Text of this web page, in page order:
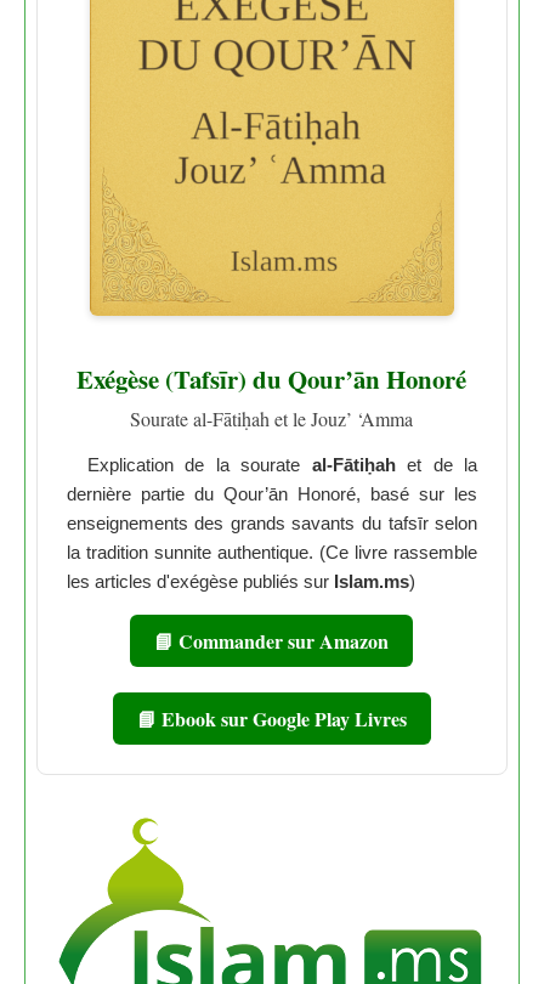
Exégèse (Tafsīr) du Qour’ān Honoré
Sourate al-Fātiḥah et le Jouz’ ‘Amma
Explication de la sourate al-Fātiḥahet de la
dernière partie du Qour’ān Honoré, basé sur les
enseignements des grands savants du tafsīr selon
la tradition sunnite authentique. (Ce livre rassemble
les articles d'exégèse publiés sur Islam.ms)
📘 Commander sur Amazon
📘 Ebook sur Google Play Livres